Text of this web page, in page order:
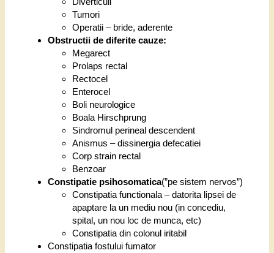
Tumori
Operatii – bride, aderente
Obstructii de diferite cauze:
Megarect
Prolaps rectal
Rectocel
Enterocel
Boli neurologice
Boala Hirschprung
Sindromul perineal descendent
Anismus – dissinergia defecatiei
Corp strain rectal
Benzoar
Constipatie psihosomatica(”pe sistem nervos”)
Constipatia functionala – datorita lipsei de
apaptare la un mediu nou (in concediu,
spital, un nou loc de munca, etc)
Constipatia din colonul iritabil
Constipatia fostului fumator